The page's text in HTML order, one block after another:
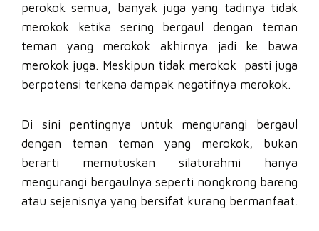
perokok semua, banyak juga yang tadinya tidak
merokok ketika sering bergaul dengan teman
teman yang merokok akhirnya jadi ke bawa
merokok juga. Meskipun tidak merokok pasti juga
berpotensi terkena dampak negatifnya merokok.
Di sini pentingnya untuk mengurangi bergaul
dengan teman teman yang merokok, bukan
berarti memutuskan silaturahmi hanya
mengurangi bergaulnya seperti nongkrong bareng
atau sejenisnya yang bersifat kurang bermanfaat.